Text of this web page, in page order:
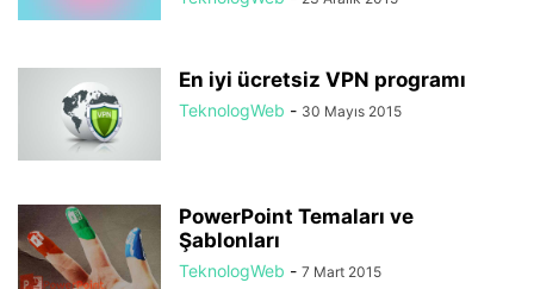
En iyi ücretsiz VPN programı
TeknologWeb - 30 Mayıs 2015
PowerPoint Temaları ve
Şablonları
TeknologWeb - 7 Mart 2015